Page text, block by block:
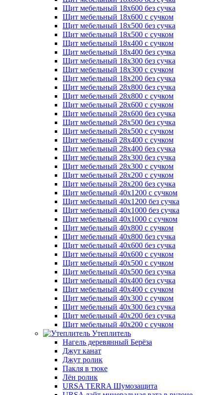
Щит мебельный 18х600 без сучка
Щит мебельный 18х600 с сучком
Щит мебельный 18х500 без сучка
Щит мебельный 18х500 с сучком
Щит мебельный 18х400 с сучком
Щит мебельный 18х400 без сучка
Щит мебельный 18х300 без сучка
Щит мебельный 18х300 с сучком
Щит мебельный 18х200 без сучка
Щит мебельный 28х800 без сучка
Щит мебельный 28х800 с сучком
Щит мебельный 28х600 с сучком
Щит мебельный 28х600 без сучка
Щит мебельный 28х500 без сучка
Щит мебельный 28х500 с сучком
Щит мебельный 28х400 с сучком
Щит мебельный 28х400 без сучка
Щит мебельный 28х300 без сучка
Щит мебельный 28х300 с сучком
Щит мебельный 28х200 с сучком
Щит мебельный 28х200 без сучка
Щит мебельный 40х1200 с сучком
Щит мебельный 40х1200 без сучка
Щит мебельный 40х1000 без сучка
Щит мебельный 40х1000 с сучком
Щит мебельный 40х800 с сучком
Щит мебельный 40х800 без сучка
Щит мебельный 40х600 без сучка
Щит мебельный 40х600 с сучком
Щит мебельный 40х500 с сучком
Щит мебельный 40х500 без сучка
Щит мебельный 40х400 без сучка
Щит мебельный 40х400 с сучком
Щит мебельный 40х300 с сучком
Щит мебельный 40х300 без сучка
Щит мебельный 40х200 без сучка
Щит мебельный 40х200 с сучком
Утеплитель
Нагель деревянный Берёза
Джут канат
Джут ролик
Пакля в тюке
Лён ролик
URSA TERRA Шумозащита